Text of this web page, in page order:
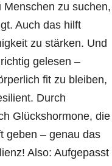
zu suchen,
Auch das hilft
zu stärken. Und
gelesen –
fit zu bleiben,
Durch
Glückshormone, die
geben – genau das
Also: Aufgepasst